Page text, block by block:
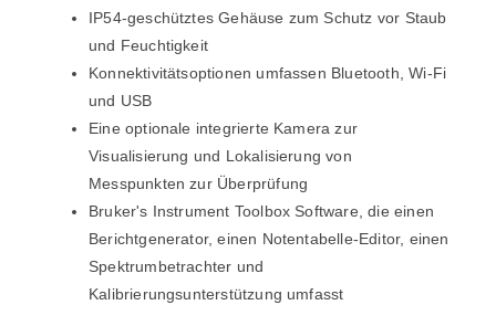
IP54-geschütztes Gehäuse zum Schutz vor Staub
und Feuchtigkeit
Konnektivitätsoptionen umfassen Bluetooth, Wi-Fi
und USB
Eine optionale integrierte Kamera zur
Visualisierung und Lokalisierung von
Messpunkten zur Überprüfung
Bruker's Instrument Toolbox Software, die einen
Berichtgenerator, einen Notentabelle-Editor, einen
Spektrumbetrachter und
Kalibrierungsunterstützung umfasst